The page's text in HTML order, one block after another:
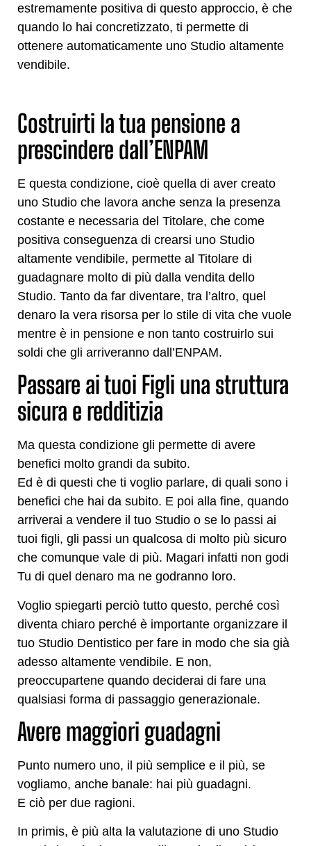
estremamente positiva di questo approccio, è che
quando lo hai concretizzato, ti permette di
ottenere automaticamente uno Studio altamente
vendibile.
Costruirti la tua pensione a
prescindere dall’ENPAM
E questa condizione, cioè quella di aver creato
uno Studio che lavora anche senza la presenza
costante e necessaria del Titolare, che come
positiva conseguenza di crearsi uno Studio
altamente vendibile, permette al Titolare di
guadagnare molto di più dalla vendita dello
Studio. Tanto da far diventare, tra l’altro, quel
denaro la vera risorsa per lo stile di vita che vuole
mentre è in pensione e non tanto costruirlo sui
soldi che gli arriveranno dall’ENPAM.
Passare ai tuoi Figli una struttura
sicura e redditizia
Ma questa condizione gli permette di avere
benefici molto grandi da subito.
Ed è di questi che ti voglio parlare, di quali sono i
benefici che hai da subito. E poi alla fine, quando
arriverai a vendere il tuo Studio o se lo passi ai
tuoi figli, gli passi un qualcosa di molto più sicuro
che comunque vale di più. Magari infatti non godi
Tu di quel denaro ma ne godranno loro.
Voglio spiegarti perciò tutto questo, perché così
diventa chiaro perché è importante organizzare il
tuo Studio Dentistico per fare in modo che sia già
adesso altamente vendibile. E non,
preoccupartene quando deciderai di fare una
qualsiasi forma di passaggio generazionale.
Avere maggiori guadagni
Punto numero uno, il più semplice e il più, se
vogliamo, anche banale: hai più guadagni.
E ciò per due ragioni.
In primis, è più alta la valutazione di uno Studio